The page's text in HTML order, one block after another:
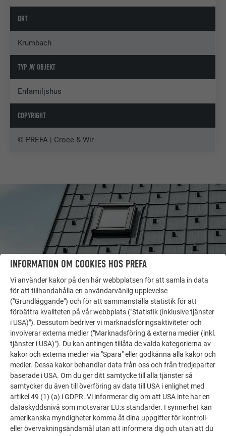
ORT
Krumbach
TYP AV OBJEKT
Enfamiljshus
COPYRIGHT
© PREFA | Croce & Wir
LÅT DIG INSPIRERAS
FLER OBJEKT
PREFA:s referensgalleri visar hur mångsidigt
aluminium kan användas. Upptäck fler imponerande
projekt med PREFA:s hållbara aluminiumlösningar för
tak, solenergi och fasader.
SE FLER REFERENSER
INFORMATION OM COOKIES HOS PREFA
Vi använder kakor på den här webbplatsen för att samla in data
för att tillhandahålla en användarvänlig upplevelse
("Grundläggande") och för att sammanställa statistik för att
förbättra kvaliteten på vår webbplats ("Statistik (inklusive tjänster
i USA)"). Dessutom bedriver vi marknadsföringsaktiviteter och
involverar externa medier ("Marknadsföring & externa medier (inkl.
tjänster i USA)"). Du kan antingen tillåta de valda kategorierna av
kakor och externa medier via "Spara" eller godkänna alla kakor och
medier. Dessa kakor behandlar data från oss och från tredjeparter
baserade i USA. Om du ger ditt samtycke till alla tjänster så
samtycker du även till överföring av data till USA i enlighet med
artikel 49 (1) (a) i GDPR. Vi informerar dig om att USA inte har en
dataskyddsnivå som motsvarar EU:s standarder. I synnerhet kan
amerikanska myndigheter komma åt dina uppgifter för kontroll-
eller övervakningsändamål utan att informera dig och utan att du